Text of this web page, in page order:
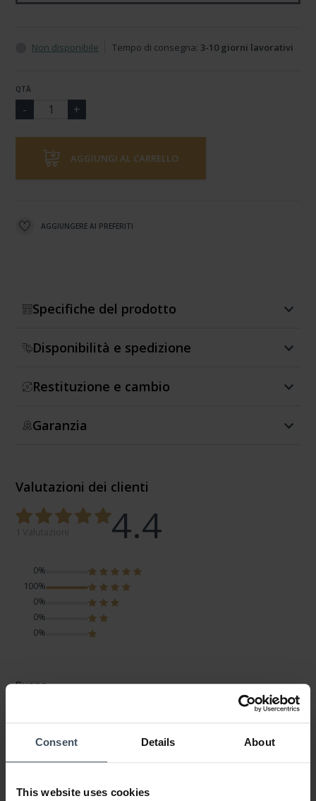
Consent Details About
This website uses cookies
Non disponibile Tempo di consegna: 3-10 giorni lavorativi
QTÀ
AGGIUNGI AL CARRELLO
AGGIUNGERE AI PREFERITI
Specifiche del prodotto
Disponibilità e spedizione
Restituzione e cambio
Garanzia
Valutazioni dei clienti
4.4
0%
100%
0%
0%
0%
Buono
DESIGN
QUALITÀ